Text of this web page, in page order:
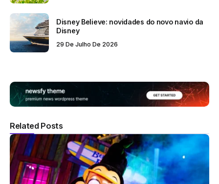
Disney Believe: novidades do novo navio da
Disney
29 De Julho De 2026
Related Posts